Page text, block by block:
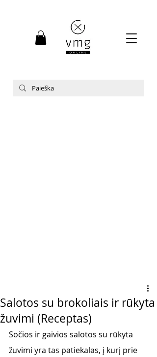
Salotos su brokoliais ir rūkyta
žuvimi (Receptas)
Sočios ir gaivios salotos su rūkyta
žuvimi yra tas patiekalas, į kurį prie